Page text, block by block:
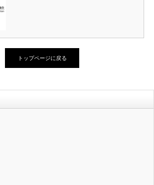
トップページに戻る